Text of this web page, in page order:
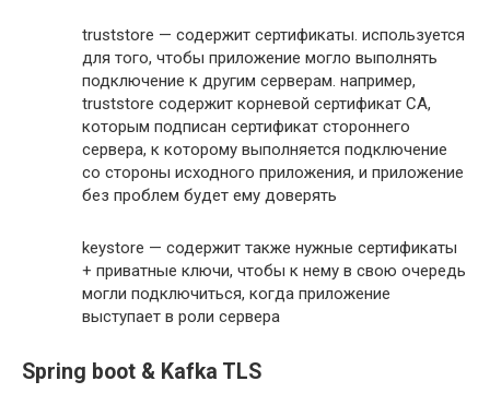
truststore — содержит сертификаты. используется
для того, чтобы приложение могло выполнять
подключение к другим серверам. например,
truststore содержит корневой сертификат СА,
которым подписан сертификат стороннего
сервера, к которому выполняется подключение
со стороны исходного приложения, и приложение
без проблем будет ему доверять
keystore — содержит также нужные сертификаты
+ приватные ключи, чтобы к нему в свою очередь
могли подключиться, когда приложение
выступает в роли сервера
Spring boot & Kafka TLS